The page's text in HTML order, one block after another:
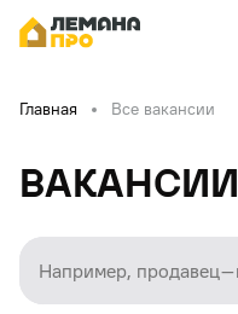
Главная Все вакансии
Вакансии